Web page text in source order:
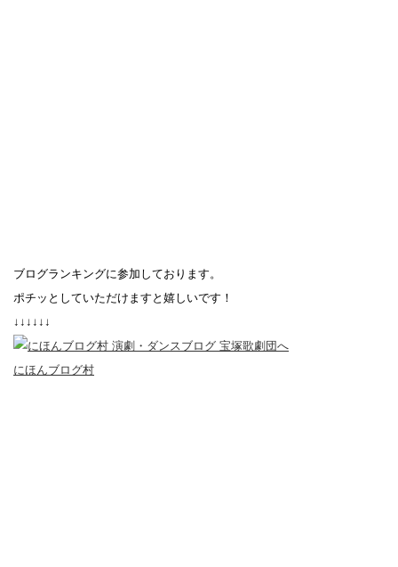
ブログランキングに参加しております。
ポチッとしていただけますと嬉しいです！
↓↓↓↓↓↓
にほんブログ村